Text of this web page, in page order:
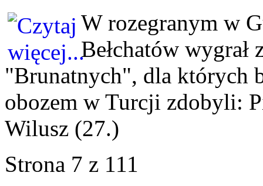
W rozegranym w
Bełchatów
"Brunatnych", dla których
obozem w Turcji zdobyli:
Wilusz (27.)
Strona 7 z 111